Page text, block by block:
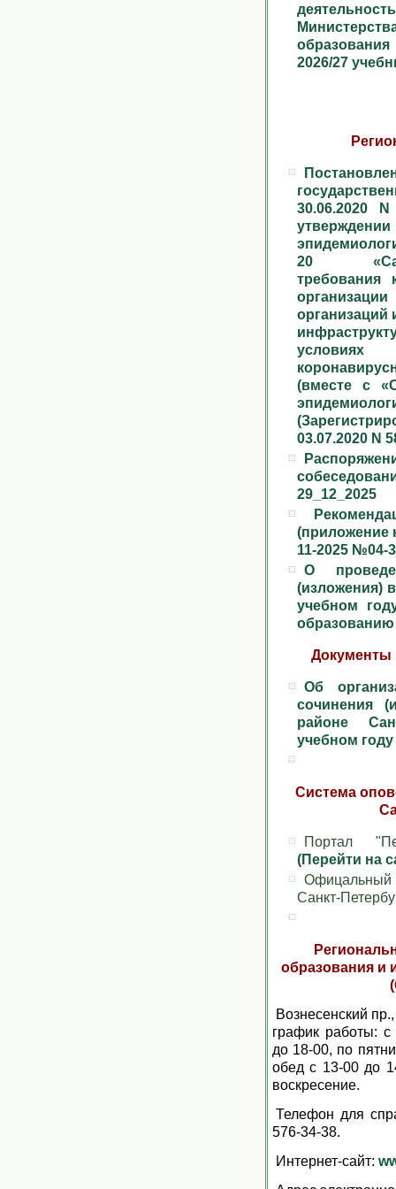
2026/27
30.06.2020
20
требования
организаций
условиях
(вместе с
03.07.2020 N
29_12_2025
(приложение
11-2025 №04-
О
(изложения)
учебном
образованию
Документы
Об
сочинения
районе
учебном
Система
Портал
(Перейти на
Офицальный
Санкт-
образования и
Вознесенский
график работы: с
до 18-00, по
обед с 13-00 до
воскресение.
Телефон для
576-34-38.
Интернет-сайт: